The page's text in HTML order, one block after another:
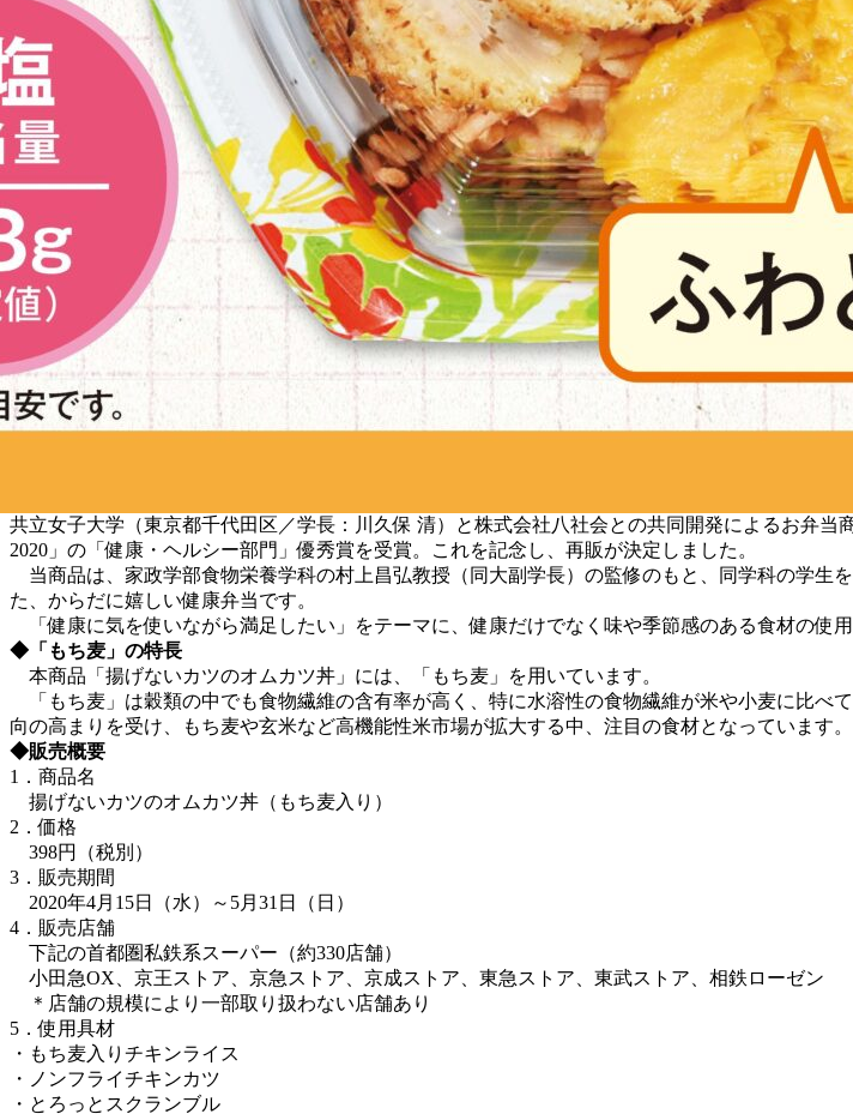
共立女子大学（東京都千代田区／学長：川久保 清）と株式会社八社会との共同開発によるお弁
2020」の「健康・ヘルシー部門」優秀賞を受賞。これを記念し、再販が決定しました。
当商品は、家政学部食物栄養学科の村上昌弘教授（同大副学長）の監修のもと、同学科の学生
た、からだに嬉しい健康弁当です。
「健康に気を使いながら満足したい」をテーマに、健康だけでなく味や季節感のある食材の使用
◆「もち麦」の特長
本商品「揚げないカツのオムカツ丼」には、「もち麦」を用いています。
「もち麦」は穀類の中でも食物繊維の含有率が高く、特に水溶性の食物繊維が米や小麦に比べ
向の高まりを受け、もち麦や玄米など高機能性米市場が拡大する中、注目の食材となっています。
◆販売概要
1．商品名
揚げないカツのオムカツ丼（もち麦入り）
2．価格
398円（税別）
3．販売期間
2020年4月15日（水）～5月31日（日）
4．販売店舗
下記の首都圏私鉄系スーパー（約330店舗）
小田急OX、京王ストア、京急ストア、京成ストア、東急ストア、東武ストア、相鉄ローゼン
＊店舗の規模により一部取り扱わない店舗あり
5．使用具材
・もち麦⼊りチキンライス
・ノンフライチキンカツ
・とろっとスクランブル